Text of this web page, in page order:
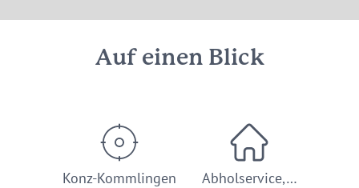
Auf einen Blick
Konz-Kommlingen Abholservice,…